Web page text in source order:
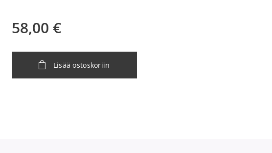
58,00 €
Lisää ostoskoriin